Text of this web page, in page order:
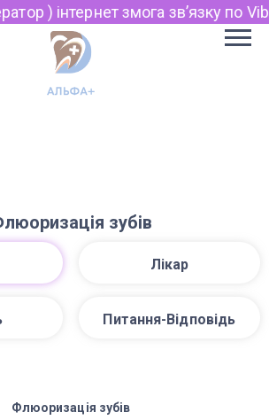
) інтернет змога звʼязку по
зубів
Лікар
Питання-Відповідь
Флюоризація зубів